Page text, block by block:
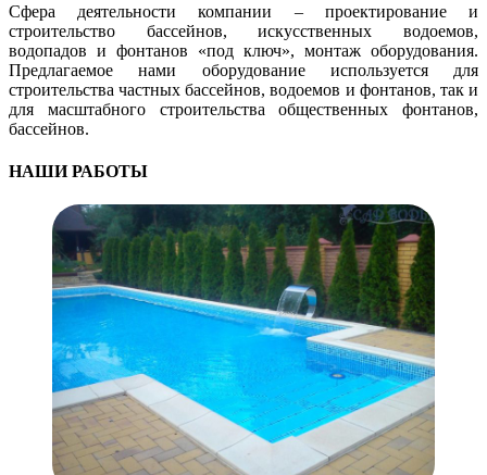
Сфера деятельности компании – проектирование и
строительство бассейнов, искусственных водоемов,
водопадов и фонтанов «под ключ», монтаж оборудования.
Предлагаемое нами оборудование используется для
строительства частных бассейнов, водоемов и фонтанов, так и
для масштабного строительства общественных фонтанов,
бассейнов.
НАШИ РАБОТЫ